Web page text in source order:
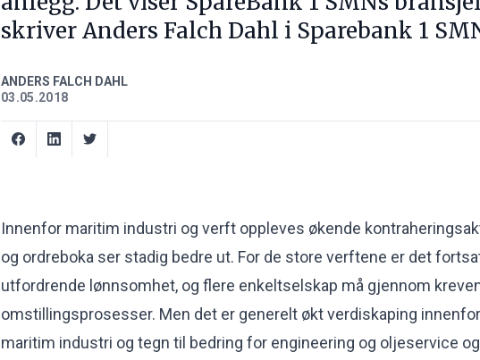
skriver Anders Falch Dahl i Sparebank 1
ANDERS FALCH DAHL
03.05.2018
Innenfor maritim industri og verft oppleves økende
og ordreboka ser stadig bedre ut. For de store verftene er det
utfordrende lønnsomhet, og flere enkeltselskap må gjennom
omstillingsprosesser. Men det er generelt økt verdiskaping innenfor
maritim industri og tegn til bedring for engineering og oljeservice og